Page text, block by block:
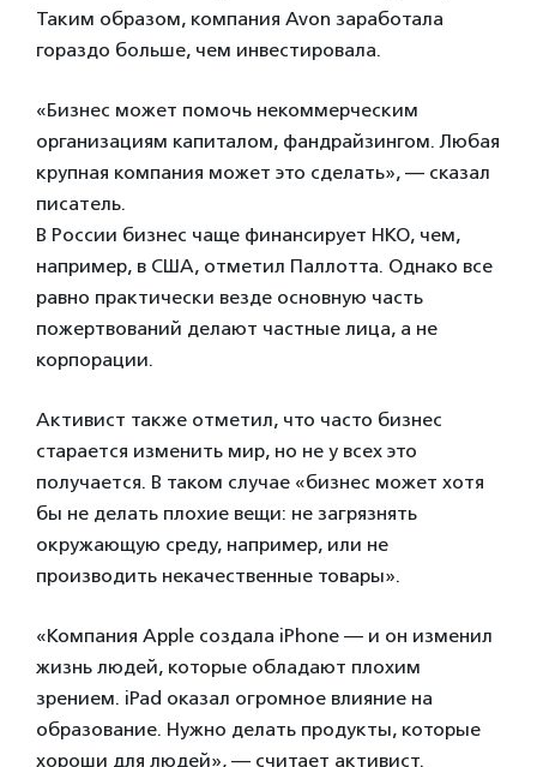
Таким образом, компания Avon заработала
гораздо больше, чем инвестировала.
«Бизнес может помочь некоммерческим
организациям капиталом, фандрайзингом. Любая
крупная компания может это сделать», — сказал
писатель.
В России бизнес чаще финансирует НКО, чем,
например, в США, отметил Паллотта. Однако все
равно практически везде основную часть
пожертвований делают частные лица, а не
корпорации.
Активист также отметил, что часто бизнес
старается изменить мир, но не у всех это
получается. В таком случае «бизнес может хотя
бы не делать плохие вещи: не загрязнять
окружающую среду, например, или не
производить некачественные товары».
«Компания Apple создала iPhone — и он изменил
жизнь людей, которые обладают плохим
зрением. iPad оказал огромное влияние на
образование. Нужно делать продукты, которые
хороши для людей», — считает активист.